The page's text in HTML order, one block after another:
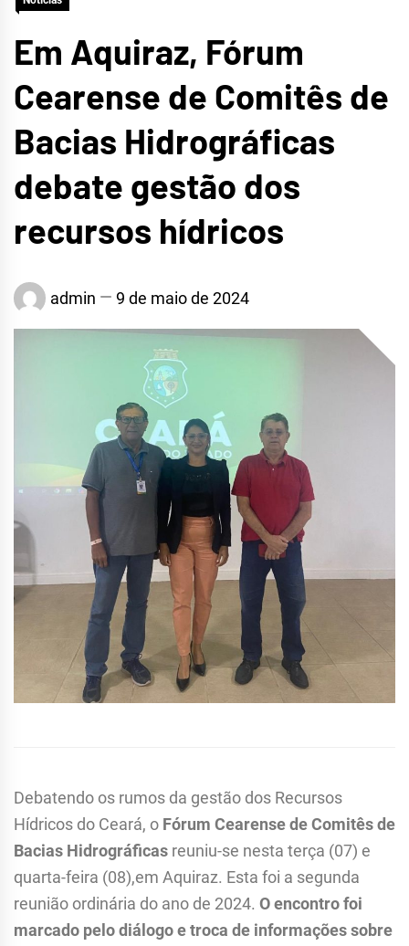
Em Aquiraz, Fórum
Cearense de Comitês de
Bacias Hidrográficas
debate gestão dos
recursos hídricos
admin 9 de maio de 2024
Debatendo os rumos da gestão dos Recursos
Hídricos do Ceará, o Fórum Cearense de Comitês de
Bacias Hidrográficas reuniu-se nesta terça (07) e
quarta-feira (08),em Aquiraz. Esta foi a segunda
reunião ordinária do ano de 2024. O encontro foi
marcado pelo diálogo e troca de informações sobre